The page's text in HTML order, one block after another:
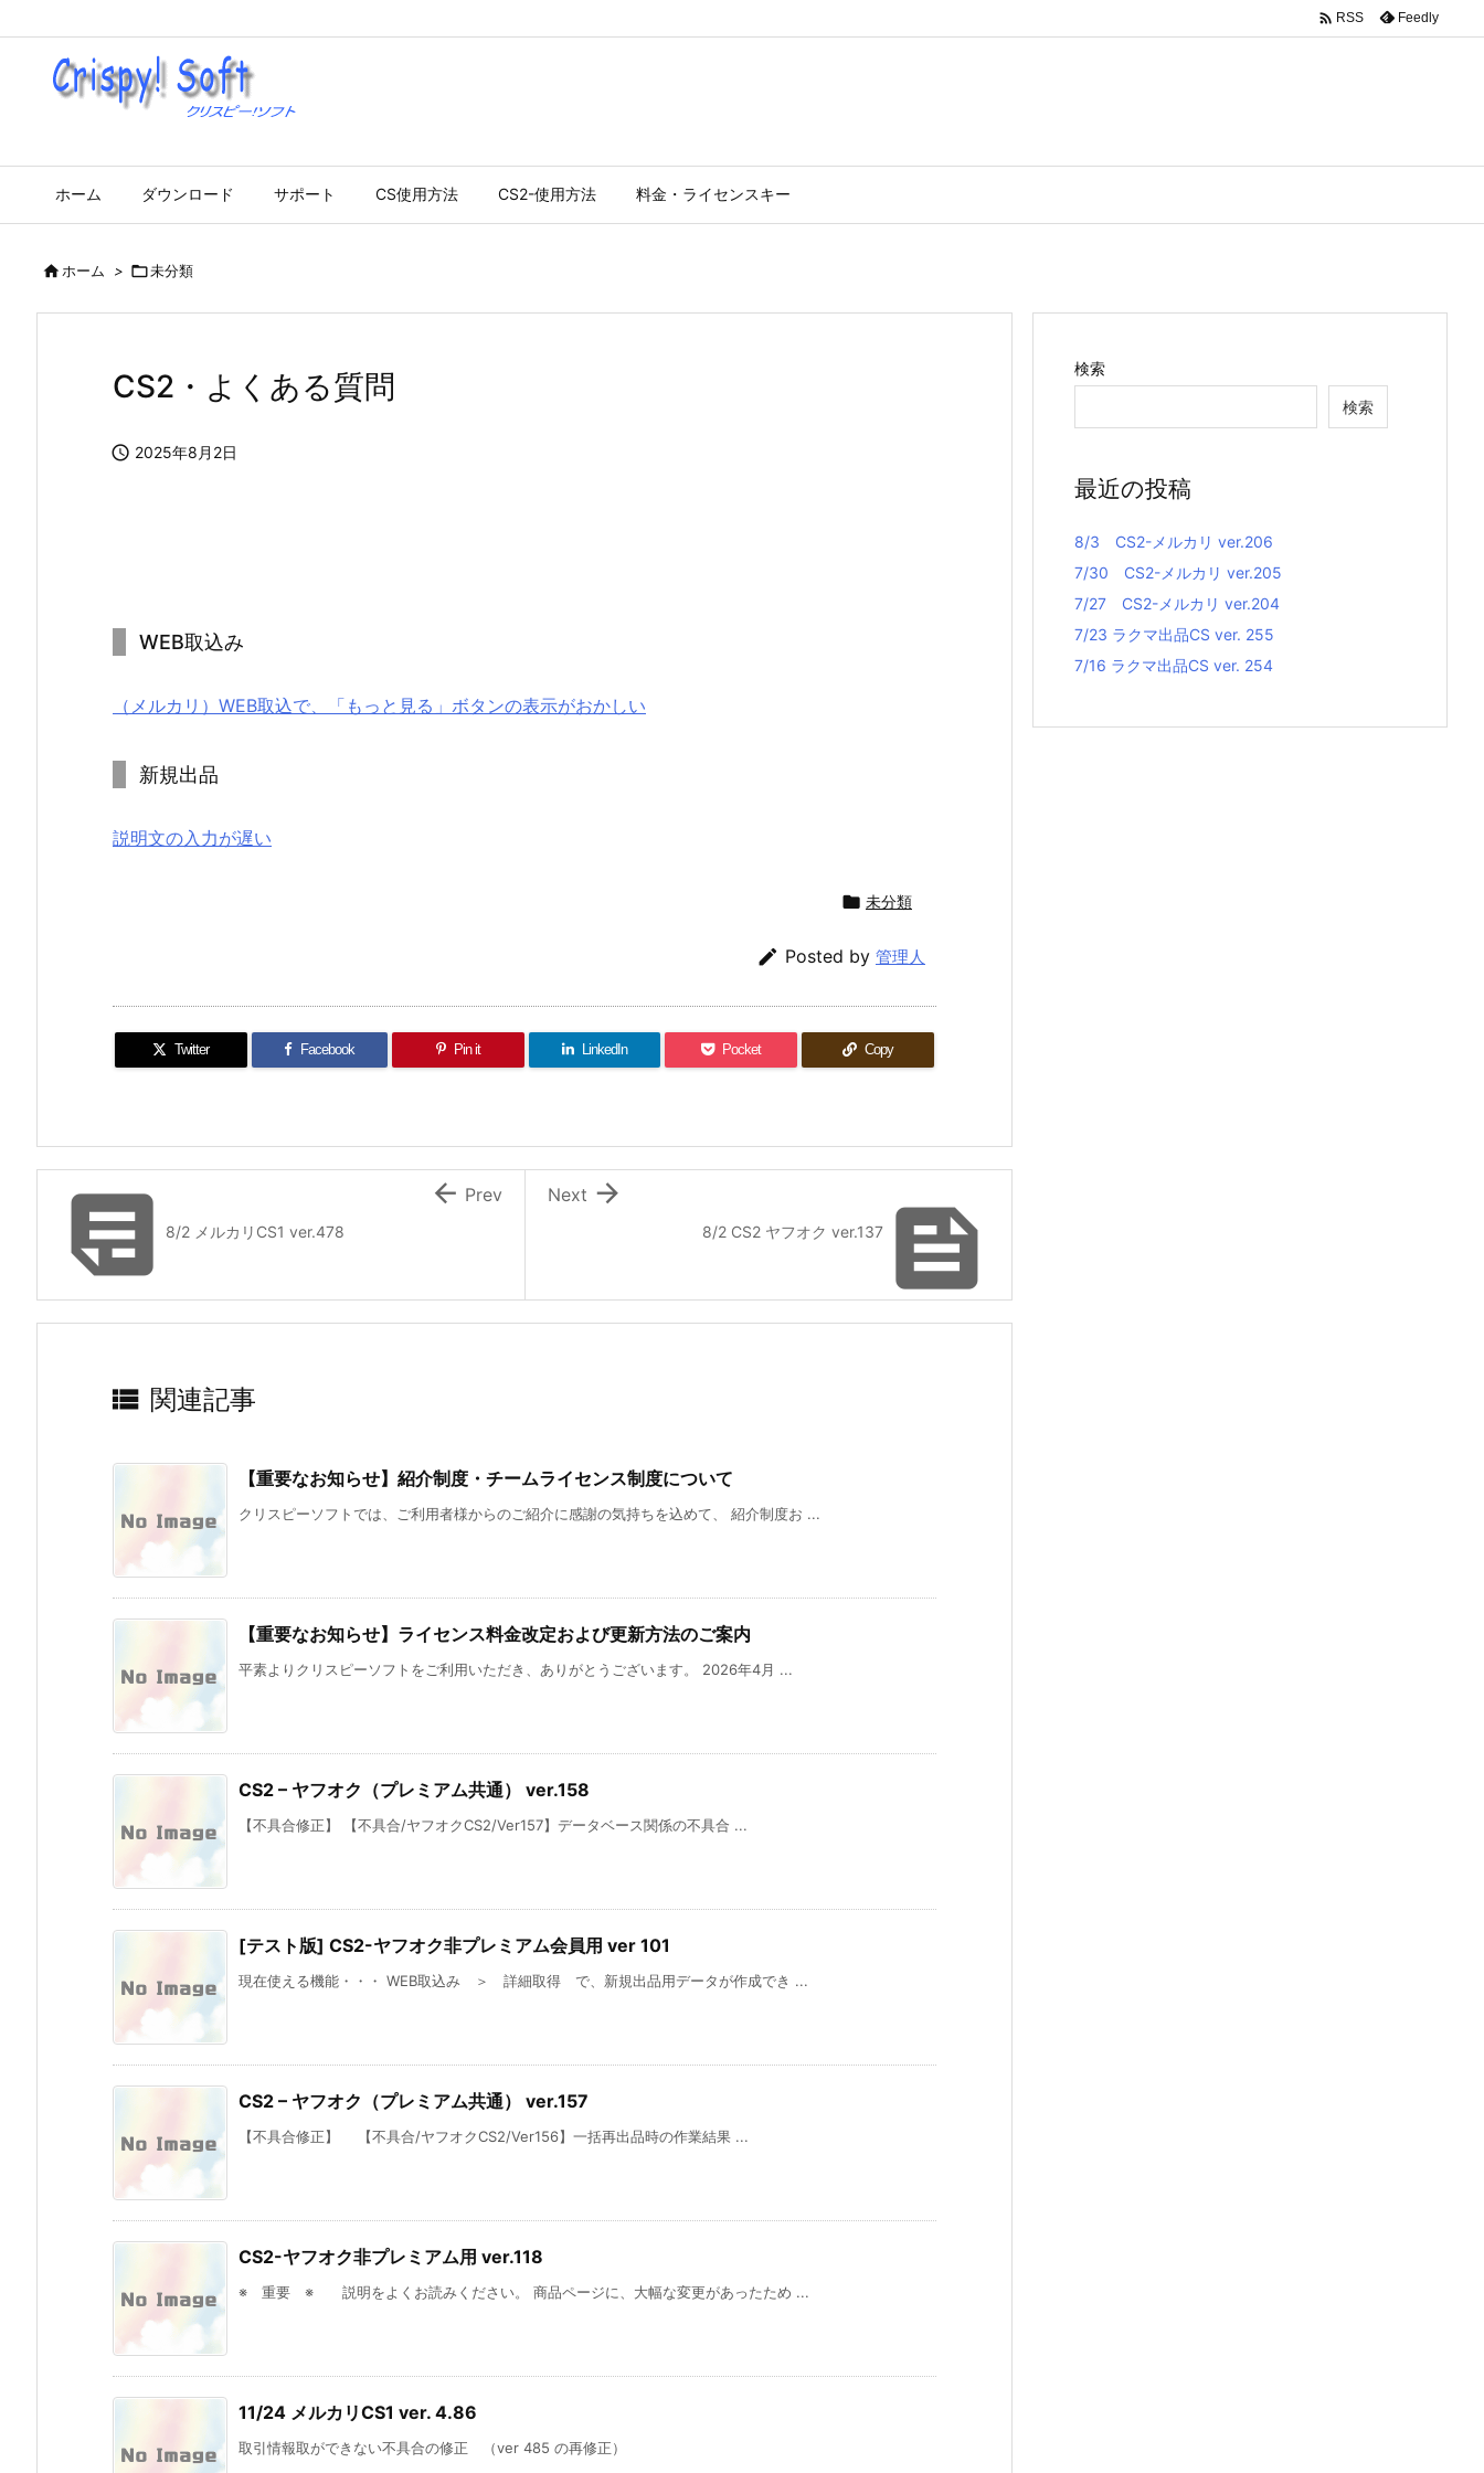
ホーム ダウンロード サポート CS使用方法 CS2-使用方法 料金・ライセンスキー
 RSS Feedly
ホーム > 未分類
CS2・よくある質問
 2025年8月2日
WEB取込み
（メルカリ）WEB取込で、「もっと見る」ボタンの表示がおかしい
新規出品
説明文の入力が遅い
 未分類
 Posted by 管理人
Twitter Facebook Pin it LinkedIn Pocket Copy

8/2 CS2 ヤフオク ver.137

Next
8/2 メルカリCS1 ver.478
 Prev
 関連記事
【重要なお知らせ】紹介制度・チームライセンス制度について
クリスピーソフトでは、ご利用者様からのご紹介に感謝の気持ちを込めて、 紹介制度お ...
【重要なお知らせ】ライセンス料金改定および更新方法のご案内
平素よりクリスピーソフトをご利用いただき、ありがとうございます。 2026年4月 ...
CS2 – ヤフオク（プレミアム共通） ver.158
【不具合修正】 【不具合/ヤフオクCS2/Ver157】データベース関係の不具合 ...
[テスト版] CS2-ヤフオク非プレミアム会員用 ver 101
現在使える機能・・・ WEB取込み ＞ 詳細取得 で、新規出品用データが作成でき ...
CS2 – ヤフオク（プレミアム共通） ver.157
【不具合修正】 【不具合/ヤフオクCS2/Ver156】一括再出品時の作業結果 ...
CS2-ヤフオク非プレミアム用 ver.118
※ 重要 ※ 説明をよくお読みください。 商品ページに、大幅な変更があったため ...
11/24 メルカリCS1 ver. 4.86
取引情報取ができない不具合の修正 （ver 485 の再修正）
検索
検索
最近の投稿
8/3 CS2-メルカリ ver.206
7/30 CS2-メルカリ ver.205
7/27 CS2-メルカリ ver.204
7/23 ラクマ出品CS ver. 255
7/16 ラクマ出品CS ver. 254